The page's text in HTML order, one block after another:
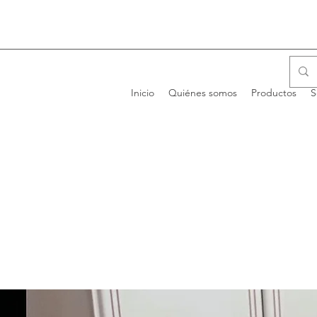
Inicio Quiénes somos Productos